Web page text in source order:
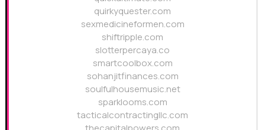
quirkyquester.com
sexmedicineformen.com
shiftripple.com
slotterpercaya.co
smartcoolbox.com
sohanjitfinances.com
soulfulhousemusic.net
sparklooms.com
tacticalcontractingllc.com